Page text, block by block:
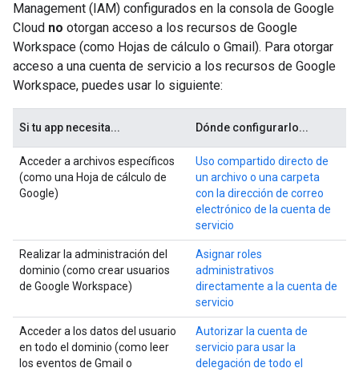
Management (IAM) configurados en la consola de Google
Cloud no otorgan acceso a los recursos de Google
Workspace (como Hojas de cálculo o Gmail). Para otorgar
acceso a una cuenta de servicio a los recursos de Google
Workspace, puedes usar lo siguiente:
Si tu app necesita... Dónde configurarlo...
Acceder a archivos específicos
(como una Hoja de cálculo de
Google)
Uso compartido directo de
un archivo o una carpeta
con la dirección de correo
electrónico de la cuenta de
servicio
Realizar la administración del
dominio (como crear usuarios
de Google Workspace)
Asignar roles
administrativos
directamente a la cuenta de
servicio
Acceder a los datos del usuario
en todo el dominio (como leer
los eventos de Gmail o
Autorizar la cuenta de
servicio para usar la
delegación de todo el